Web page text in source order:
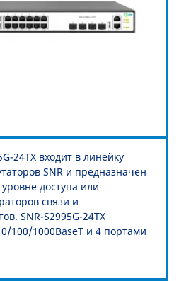
24TX входит в линейку
SNR и предназначен
доступа или
связи и
SNR-S2995G-24TX
100/1000BaseT и 4 портами